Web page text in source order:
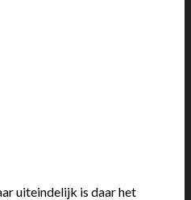
uiteindelijk is daar het